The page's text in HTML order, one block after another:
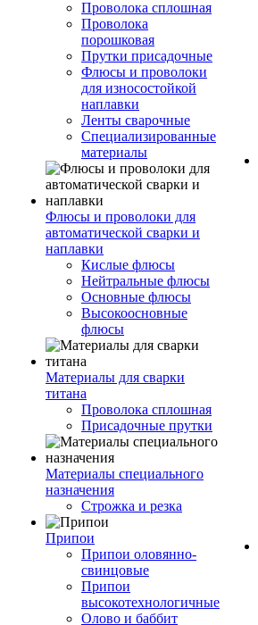
Проволока сплошная
Проволока
порошковая
Прутки присадочные
Флюсы и проволоки
для износостойкой
наплавки
Ленты сварочные
Специализированные
материалы
Флюсы и проволоки для
автоматической сварки и
наплавки
Кислые флюсы
Нейтральные флюсы
Основные флюсы
Высокоосновные
флюсы
Материалы для сварки
титана
Проволока сплошная
Присадочные прутки
Материалы специального
назначения
Строжка и резка
Припои
Припои оловянно-
свинцовые
Припои
высокотехнологичные
Олово и баббит